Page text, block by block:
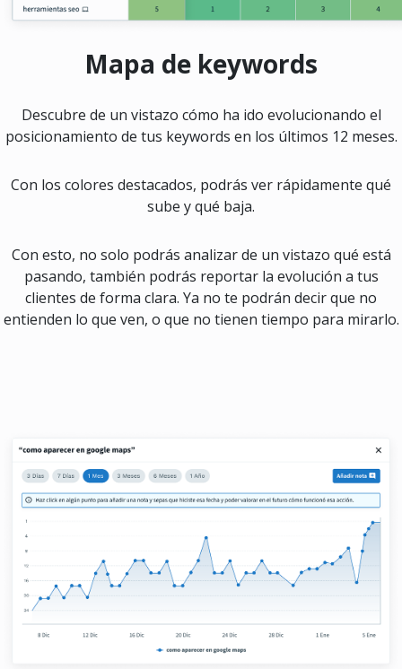
Mapa de keywords
Descubre de un vistazo cómo ha ido evolucionando el
posicionamiento de tus keywords en los últimos 12 meses.
Con los colores destacados, podrás ver rápidamente qué
sube y qué baja.
Con esto, no solo podrás analizar de un vistazo qué está
pasando, también podrás reportar la evolución a tus
clientes de forma clara. Ya no te podrán decir que no
entienden lo que ven, o que no tienen tiempo para mirarlo.